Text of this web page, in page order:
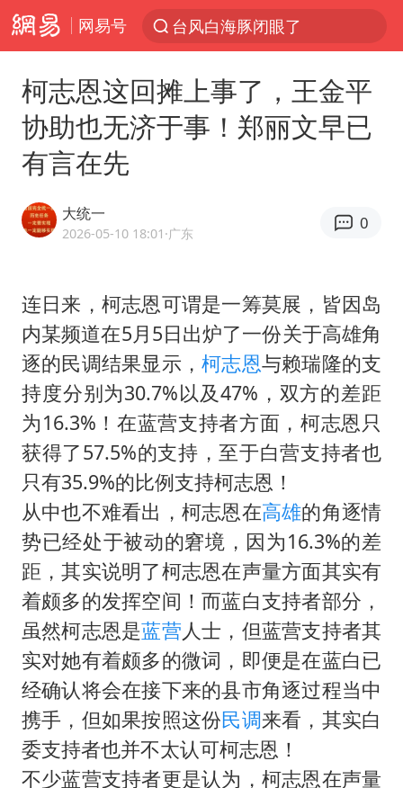
网易号
台风白海豚闭眼了
“China Cool”火了，老外爱上中国避暑游
中国东方电气集团原党组副书记、董事宋致远被查
俄黑客称掌握北约直接参与袭俄证据
云南一地村民过火把节意外灼伤16人
今年第二强台风将带来多大影响
美股创4月份以来最大单周涨幅
王虹邓煜的同学获统计学界诺贝尔奖
台州《告全体市民书》：非必要不外出
泰国校园枪击事件已致8死30余伤
胡彦斌获《歌手2026》歌王
宇树王兴兴被问了360多个问题
美参院通过一项对俄能源领域制裁法案
夯实基础开新局
柯志恩这回摊上事了，王金平
协助也无济于事！郑丽文早已
有言在先
大统一
2026-05-10 18:01 ·广东
0
连日来，柯志恩可谓是一筹莫展，皆因岛
内某频道在5月5日出炉了一份关于高雄角
逐的民调结果显示，柯志恩与赖瑞隆的支
持度分别为30.7%以及47%，双方的差距
为16.3%！在蓝营支持者方面，柯志恩只
获得了57.5%的支持，至于白营支持者也
只有35.9%的比例支持柯志恩！
从中也不难看出，柯志恩在高雄的角逐情
势已经处于被动的窘境，因为16.3%的差
距，其实说明了柯志恩在声量方面其实有
着颇多的发挥空间！而蓝白支持者部分，
虽然柯志恩是蓝营人士，但蓝营支持者其
实对她有着颇多的微词，即便是在蓝白已
经确认将会在接下来的县市角逐过程当中
携手，但如果按照这份民调来看，其实白
委支持者也并不太认可柯志恩！
不少蓝营支持者更是认为，柯志恩在声量